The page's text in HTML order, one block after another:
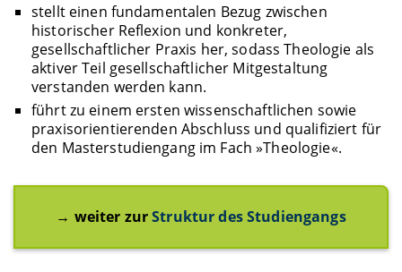
stellt einen fundamentalen Bezug zwischen
historischer Reflexion und konkreter,
gesellschaftlicher Praxis her, sodass Theologie als
aktiver Teil gesellschaftlicher Mitgestaltung
verstanden werden kann.
führt zu einem ersten wissenschaftlichen sowie
praxisorientierenden Abschluss und qualifiziert für
den Masterstudiengang im Fach »Theologie«.
→ weiter zurStruktur des Studiengangs